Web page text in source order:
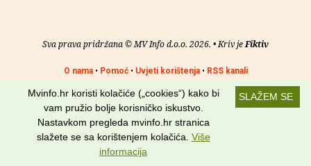
Sva prava pridržana © MV Info d.o.o. 2026. • Kriv jeFiktiv
O nama• Pomoć• Uvjeti korištenja• RSS kanali
Potraži nas na: SLAŽEM SE
Mvinfo.hr koristi kolačiće („cookies“) kako bi
vam pružio bolje korisničko iskustvo.
Nastavkom pregleda mvinfo.hr stranica
slažete se sa korištenjem kolačića. Više
informacija